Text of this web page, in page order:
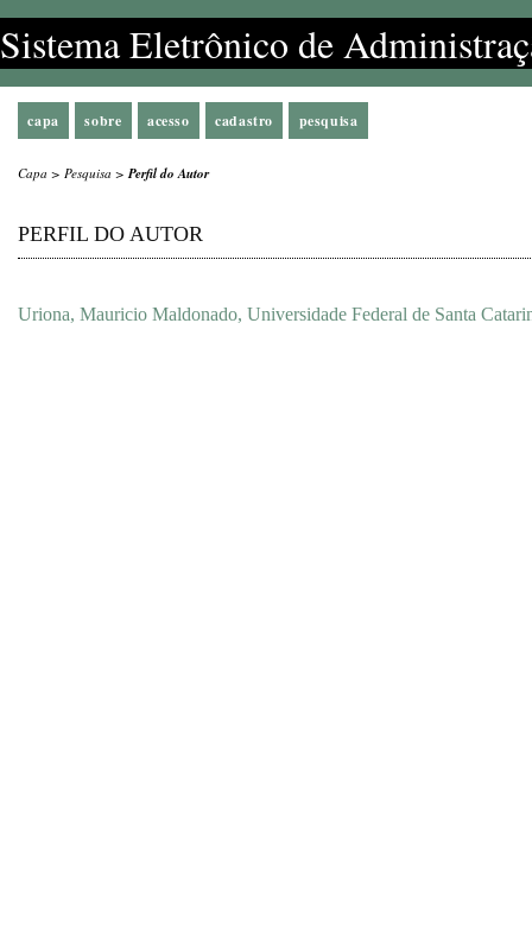
Sistema Eletrônico de
capa sobre acesso cadastro pesquisa
Capa > Pesquisa >Perfil do Autor
PERFIL DO AUTOR
Uriona, Mauricio Maldonado, Universidade Federal de Santa